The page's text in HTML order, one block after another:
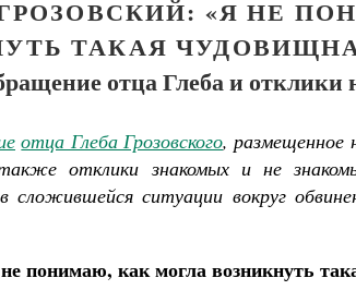
«Я НЕ
ТАКАЯ
отца Глеба и отклики
отца Глеба Грозовского, размещенное
отклики знакомых и не
сложившейся ситуации вокруг
понимаю, как могла возникнуть